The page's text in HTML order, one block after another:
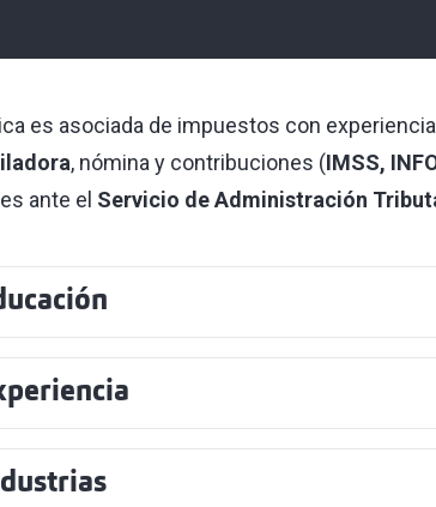
es asociada de impuestos con
, nómina y contribuciones (IMSS,
ante el Servicio de Administración